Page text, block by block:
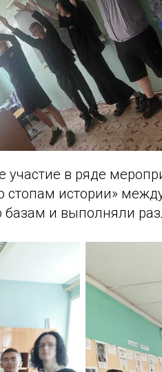
участие в ряде
стопам истории»
и выполняли